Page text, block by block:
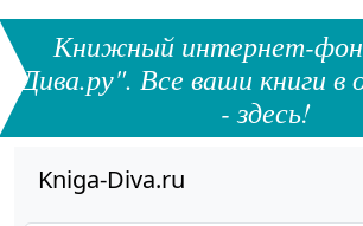
Книжный интернет-
Дива.ру". Все ваши книги в
- здесь!
Kniga-Diva.ru